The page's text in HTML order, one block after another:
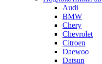
Audi
BMW
Chery
Chevrolet
Citroen
Daewoo
Datsun